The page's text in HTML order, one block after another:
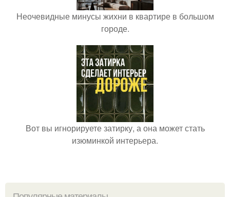
Неочевидные минусы жихни в квартире в большом
городе.
Вот вы игнорируете затирку, а она может стать
изюминкой интерьера.